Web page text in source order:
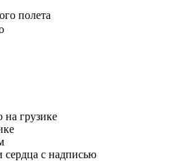
полета
грузике
сердца с надписью